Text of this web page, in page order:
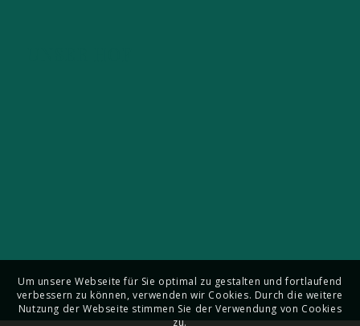
Um unsere Webseite für Sie optimal zu gestalten und fortlaufend
verbessern zu können, verwenden wir Cookies. Durch die weitere
Nutzung der Webseite stimmen Sie der Verwendung von Cookies
zu.